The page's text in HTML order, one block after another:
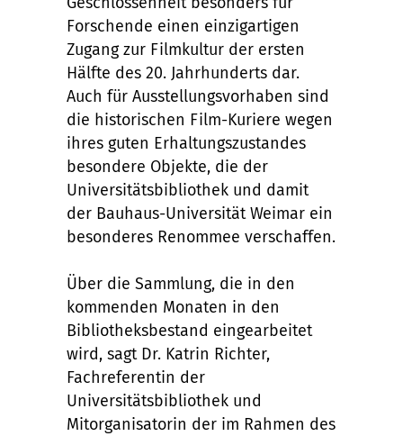
Forschende einen einzigartigen
Zugang zur Filmkultur der ersten
Hälfte des 20. Jahrhunderts dar.
Auch für Ausstellungsvorhaben sind
die historischen Film-Kuriere wegen
ihres guten Erhaltungszustandes
besondere Objekte, die der
Universitätsbibliothek und damit
der Bauhaus-Universität Weimar ein
besonderes Renommee verschaffen.
Über die Sammlung, die in den
kommenden Monaten in den
Bibliotheksbestand eingearbeitet
wird, sagt Dr. Katrin Richter,
Fachreferentin der
Universitätsbibliothek und
Mitorganisatorin der im Rahmen des